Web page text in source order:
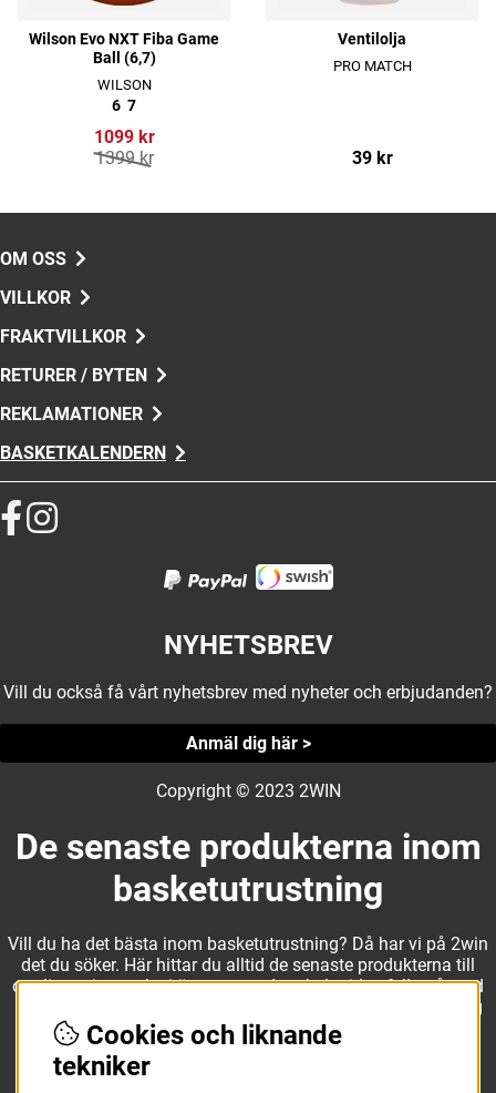
Wilson Evo NXT Fiba Game
Ball (6,7)
WILSON
6 7
1099 kr
1399 kr
Ventilolja
PRO MATCH
39 kr
OM OSS
VILLKOR
FRAKTVILLKOR
RETURER / BYTEN
REKLAMATIONER
BASKETKALENDERN
NYHETSBREV
Vill du också få vårt nyhetsbrev med nyheter och erbjudanden?
Anmäl dig här >
Copyright © 2023 2WIN
De senaste produkterna inom
basketutrustning
Vill du ha det bästa inom basketutrustning? Då har vi på 2win
det du söker. Här hittar du alltid de senaste produkterna till
otroliga priser, och vi är noga med att hela tiden fylla på med
nyheter i webbshopen. Det gör oss till ett naturligt val för dig
som vill ha utrustning som överträffar alla andra märken.
Cookies och liknande
tekniker